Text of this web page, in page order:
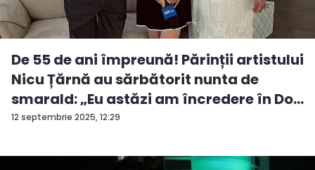
12 septembrie 2025, 12:29
De 55 de ani împreună! Părinții artistului
Nicu Țărnă au sărbătorit nunta de
smarald: „Eu astăzi am încredere în Do...